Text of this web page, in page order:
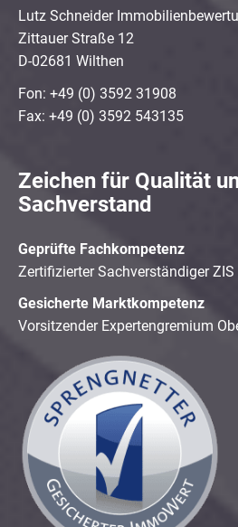
Lutz Schneider
Zittauer Straße 12
D-02681 Wilthen
Fon: +49 (0) 3592 31908
Fax: +49 (0) 3592 543135
Zeichen für Qualität
Sachverstand
Geprüfte Fachkompetenz
Zertifizierter Sachverständiger
Gesicherte Marktkompetenz
Vorsitzender Expertengremium